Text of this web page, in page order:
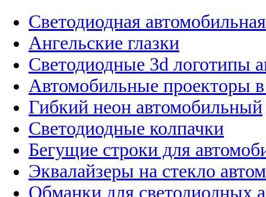
Светодиодная
Ангельские глазки
Светодиодные 3d логотипы
Автомобильные проекторы
Гибкий неон автомобильный
Светодиодные колпачки
Бегущие строки для
Эквалайзеры на стекло
Обманки для светодиодных